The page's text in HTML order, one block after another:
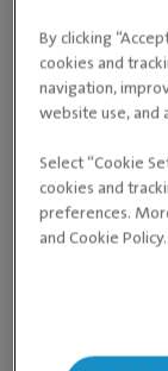
Mandag
Tirsdag
Onsdag
Torsdag
Fredag
By clicking
cookies and
navigation,
website use, and
Select “Cookie
cookies and
preferences.
and Cookie Policy.